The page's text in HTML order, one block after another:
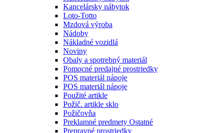
Kancelársky nábytok
Loto-Totto
Mzdová výroba
Nádoby
Nákladné vozidlá
Noviny
Obaly a spotrebný materiál
Pomocné predajné prostriedky
POS materiál nápoje
POS materiál nápoje
Použité artikle
Požič. artikle sklo
Požičovňa
Preklamné predmety Ostatné
Prepravné prostriedky